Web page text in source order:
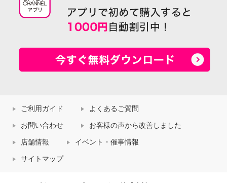
ご利用ガイド よくあるご質問
お問い合わせ お客様の声から改善しました
店舗情報 イベント・催事情報
サイトマップ